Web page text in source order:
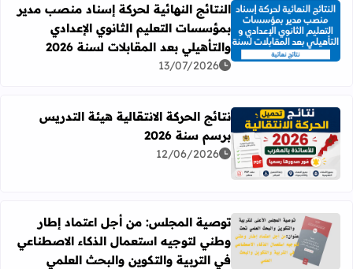
اقرأ المزيد عن النتائج النهائية لحركة إسناد منصب مدير
النتائج النهائية لحركة إسناد منصب مدير
بمؤسسات التعليم الثانوي الإعدادي
والتأهيلي بعد المقابلات لسنة 2026
13/07/2026
اقرأ المزيد عن نتائج الحركة الانتقالية هيئة التدريس برسم سنة
نتائج الحركة الانتقالية هيئة التدريس
برسم سنة 2026
12/06/2026
اقرأ المزيد عن توصية المجلس: من أجل اعتماد إطار وطني
توصية المجلس: من أجل اعتماد إطار
وطني لتوجيه استعمال الذكاء الاصطناعي
في التربية والتكوين والبحث العلمي